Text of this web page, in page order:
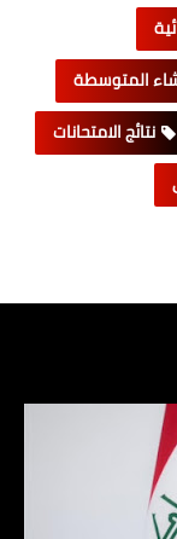
المتوسطة
نتائج الامتحانات